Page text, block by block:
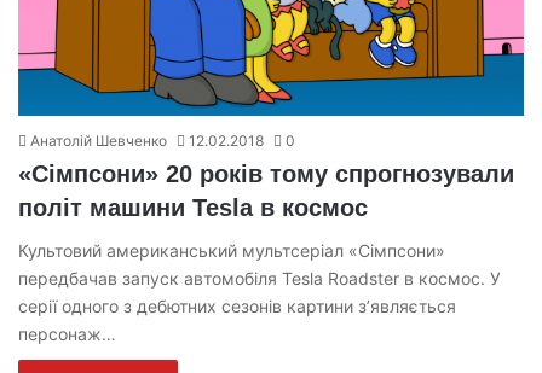
Анатолій Шевченко 12.02.2018 0
«Сімпсони» 20 років тому спрогнозували
політ машини Tesla в космос
Культовий американський мультсеріал «Сімпсони»
передбачав запуск автомобіля Tesla Roadster в космос. У
серії одного з дебютних сезонів картини з’являється
персонаж…